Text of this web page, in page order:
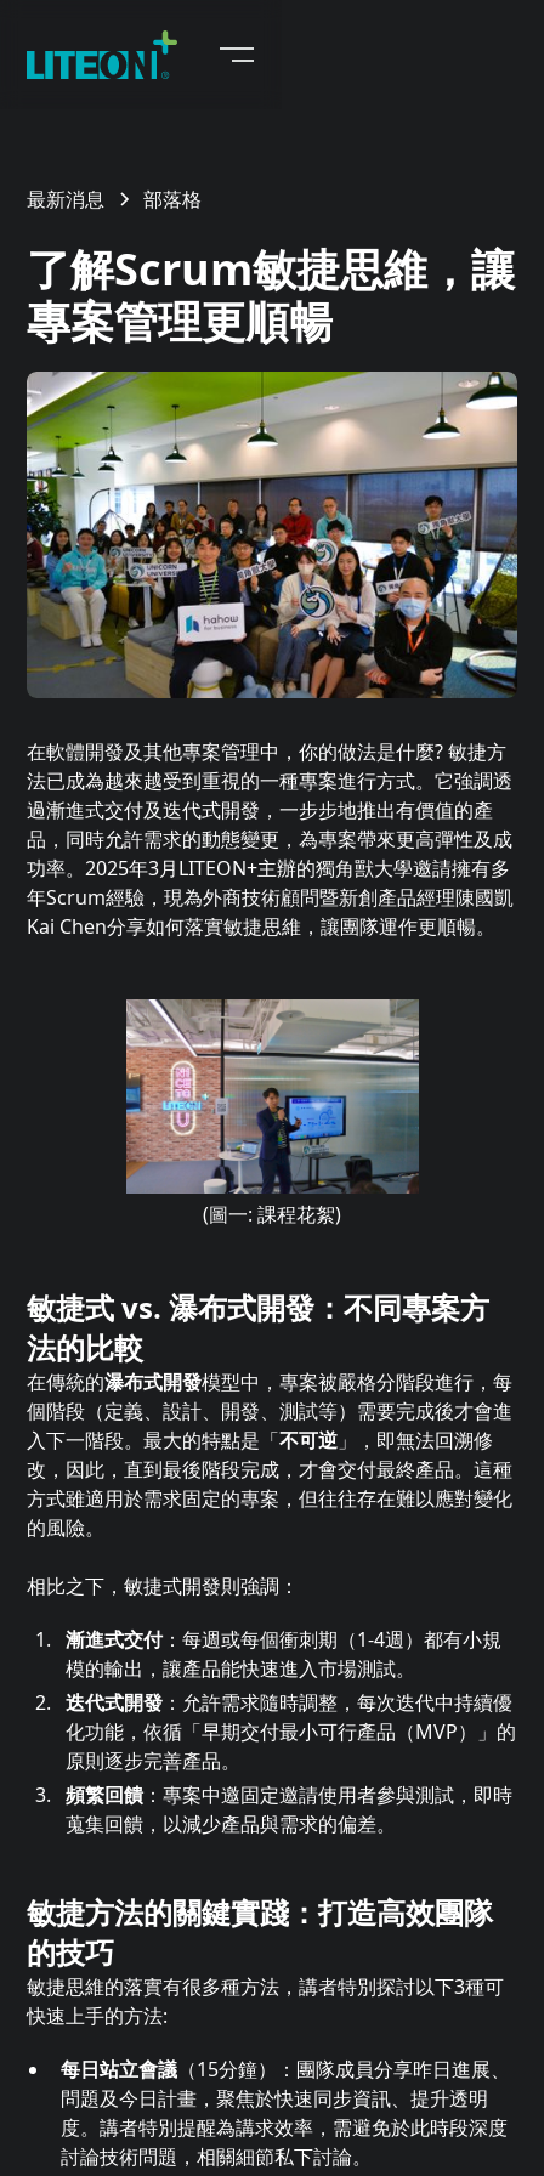
最新消息 部落格
了解Scrum敏捷思維，讓
專案管理更順暢
在軟體開發及其他專案管理中，你的做法是什麼? 敏捷方
法已成為越來越受到重視的一種專案進行方式。它強調透
過漸進式交付及迭代式開發，一步步地推出有價值的產
品，同時允許需求的動態變更，為專案帶來更高彈性及成
功率。2025年3月LITEON+主辦的獨角獸大學邀請擁有多
年Scrum經驗，現為外商技術顧問暨新創產品經理陳國凱
Kai Chen分享如何落實敏捷思維，讓團隊運作更順暢。
(圖一: 課程花絮)
敏捷式 vs. 瀑布式開發：不同專案方
法的比較
在傳統的瀑布式開發模型中，專案被嚴格分階段進行，每
個階段（定義、設計、開發、測試等）需要完成後才會進
入下一階段。最大的特點是「不可逆 」，即無法回溯修
改，因此，直到最後階段完成，才會交付最終產品。這種
方式雖適用於需求固定的專案，但往往存在難以應對變化
的風險。
相比之下，敏捷式開發則強調：
漸進式交付：每週或每個衝刺期（1-4週）都有小規
模的輸出，讓產品能快速進入市場測試。
迭代式開發 ：允許需求隨時調整，每次迭代中持續優
化功能，依循「早期交付最小可行產品（MVP）」的
原則逐步完善產品。
頻繁回饋：專案中邀固定邀請使用者參與測試，即時
蒐集回饋，以減少產品與需求的偏差。
敏捷方法的關鍵實踐：打造高效團隊
的技巧
敏捷思維的落實有很多種方法，講者特別探討以下3種可
快速上手的方法:
每日站立會議 （15分鐘）：團隊成員分享昨日進展、
問題及今日計畫，聚焦於快速同步資訊、提升透明
度。講者特別提醒為講求效率，需避免於此時段深度
討論技術問題，相關細節私下討論。